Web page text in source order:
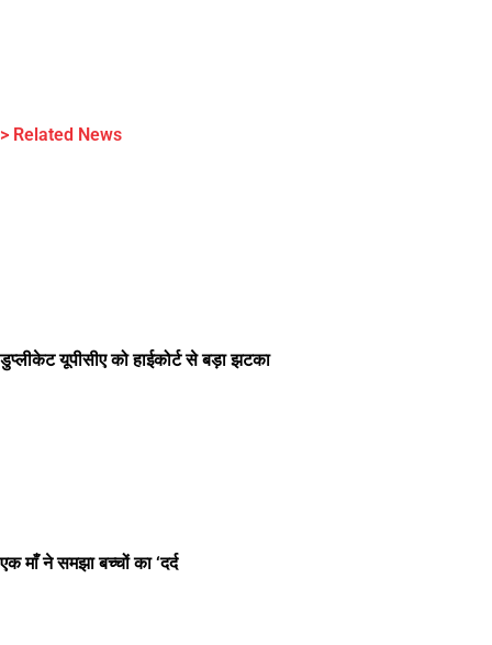
> Related News
डुप्लीकेट यूपीसीए को हाईकोर्ट से बड़ा झटका
एक माँ ने समझा बच्चों का ‘दर्द